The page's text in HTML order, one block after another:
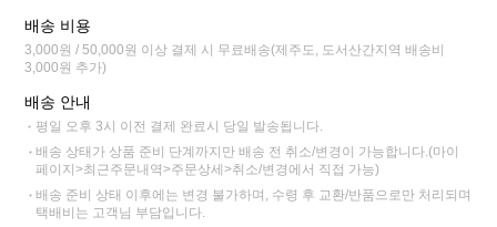
배송 비용
3,000원 / 50,000원 이상 결제 시 무료배송(제주도, 도서산간지역 배송비
3,000원 추가)
배송 안내
평일 오후 3시 이전 결제 완료시 당일 발송됩니다.
배송 상태가 상품 준비 단계까지만 배송 전 취소/변경이 가능합니다.(마이
페이지>최근주문내역>주문상세>취소/변경에서 직접 가능)
배송 준비 상태 이후에는 변경 불가하며, 수령 후 교환/반품으로만 처리되며
택배비는 고객님 부담입니다.